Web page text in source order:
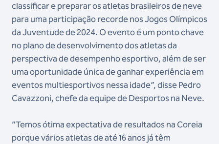
classificar e preparar os atletas brasileiros de neve
para uma participação recorde nos Jogos Olímpicos
da Juventude de 2024. O evento é um ponto chave
no plano de desenvolvimento dos atletas da
perspectiva de desempenho esportivo, além de ser
uma oportunidade única de ganhar experiência em
eventos multiesportivos nessa idade”, disse Pedro
Cavazzoni, chefe da equipe de Desportos na Neve.
“Temos ótima expectativa de resultados na Coreia
porque vários atletas de até 16 anos já têm